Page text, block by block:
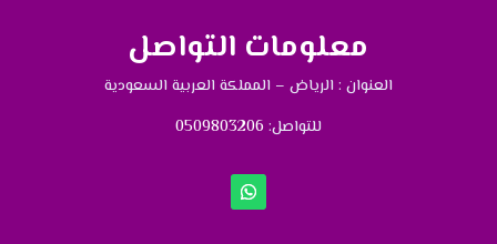
معلومات التواصل
العنوان : الرياض – المملكة العربية السعودية
للتواصل: ⁦0509803206